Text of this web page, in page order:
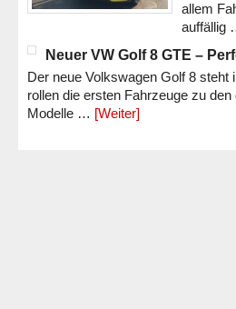
allem
auffällig
Neuer VW Golf 8 GTE –
Der neue Volkswagen Golf 8
rollen die ersten Fahrzeuge zu
Modelle … [Weiter]